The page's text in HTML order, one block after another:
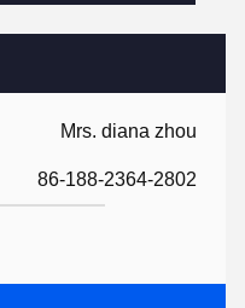
Mrs. diana zhou
86-188-2364-2802